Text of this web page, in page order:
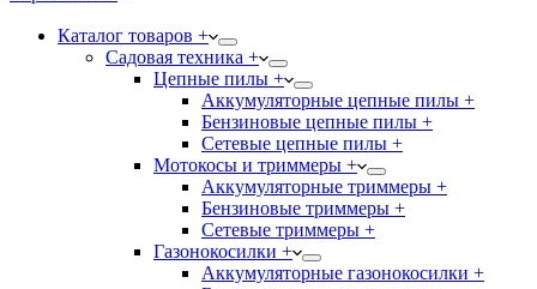
Каталог товаров +
Садовая техника +
Цепные пилы +
Аккумуляторные цепные пилы +
Бензиновые цепные пилы +
Сетевые цепные пилы +
Мотокосы и триммеры +
Аккумуляторные триммеры +
Бензиновые триммеры +
Сетевые триммеры +
Газонокосилки +
Аккумуляторные газонокосилки +